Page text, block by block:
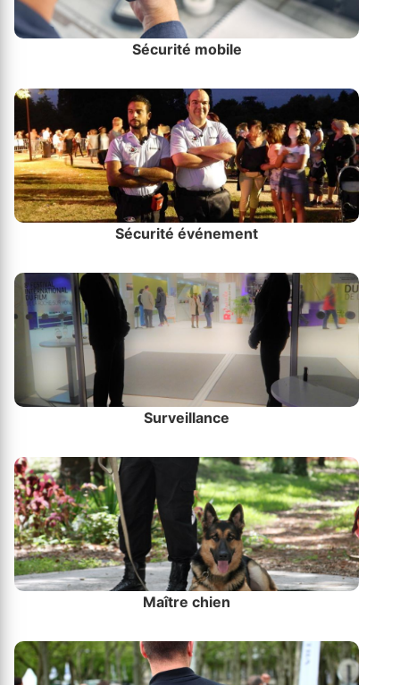
Sécurité mobile
Sécurité événement
Surveillance
Maître chien